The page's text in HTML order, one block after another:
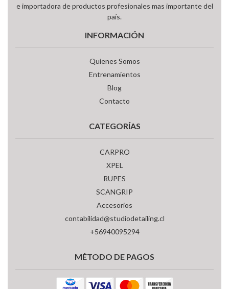
e importadora de productos profesionales mas importante del
país.
INFORMACIÓN
Quienes Somos
Entrenamientos
Blog
Contacto
CATEGORÍAS
CARPRO
XPEL
RUPES
SCANGRIP
Accesorios
contabilidad@studiodetailing.cl
+56940095294
MÉTODO DE PAGOS